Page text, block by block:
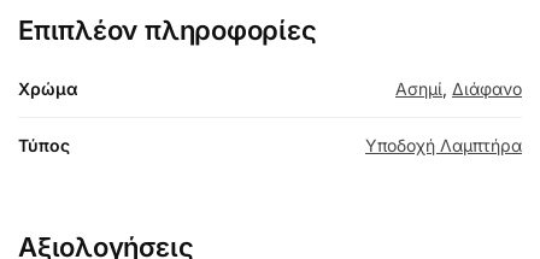
Επιπλέον πληροφορίες
Χρώμα Ασημί, Διάφανο
Τύπος Υποδοχή Λαμπτήρα
Αξιολογήσεις